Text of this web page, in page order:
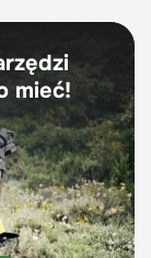
mieć!